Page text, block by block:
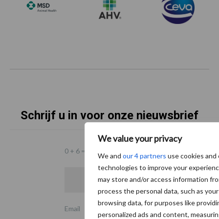
We value your privacy
We and our 4 partners use cookies
technologies to improve your
may store and/or access information
process the personal data, such as
browsing data, for purposes like
personalized ads and content,
Schrijf u in voor onze nieuwsbrief
0 + 6 =
Email